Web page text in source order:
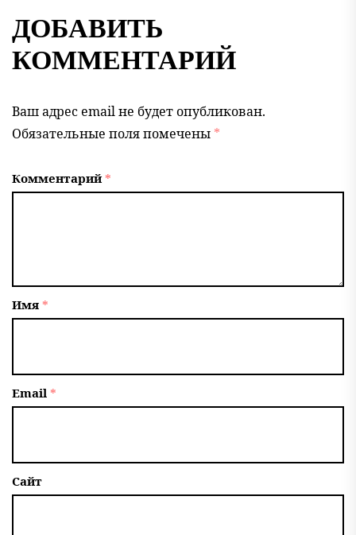
ДОБАВИТЬ
КОММЕНТАРИЙ
Ваш адрес email не будет опубликован.
Обязательные поля помечены *
Комментарий*
Имя *
Email *
Сайт